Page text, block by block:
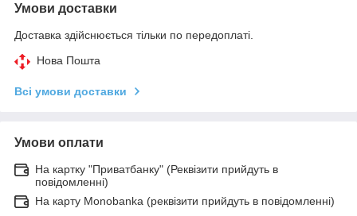
Умови доставки
Доставка здійснюється тільки по передоплаті.
Нова Пошта
Всі умови доставки
Умови оплати
На картку "Приватбанку" (Реквізити прийдуть в
повідомленні)
На карту Monobanka (реквізити прийдуть в повідомленні)